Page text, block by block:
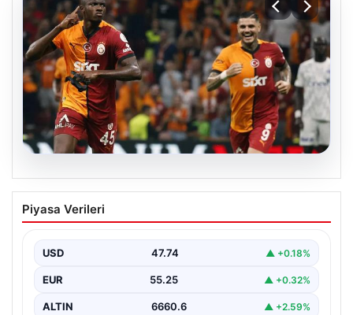
06.08.2026
Osimhen’den Icardi tepkisi! Yönetimin o
teklifini reddetti
Piyasa Verileri
USD 47.74 ▲ +0.18%
EUR 55.25 ▲ +0.32%
ALTIN 6660.6 ▲ +2.59%